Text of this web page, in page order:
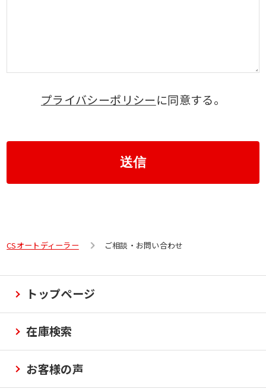
プライバシーポリシーに同意する。
送信
CSオートディーラー ご相談・お問い合わせ
トップページ
在庫検索
お客様の声